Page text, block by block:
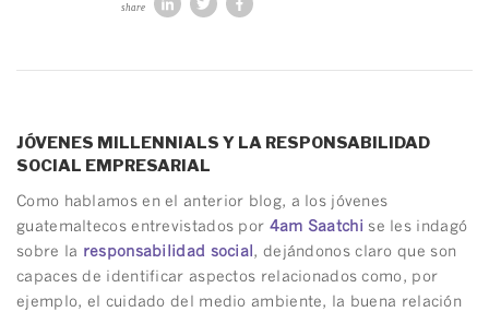
share
JÓVENES MILLENNIALS Y LA RESPONSABILIDAD
SOCIAL EMPRESARIAL
Como hablamos en el anterior blog, a los jóvenes
guatemaltecos entrevistados por 4am Saatchi
se les indagó
sobre la
responsabilidad social , dejándonos claro que son
capaces de identificar aspectos relacionados como, por
ejemplo, el cuidado del medio ambiente, la buena relación